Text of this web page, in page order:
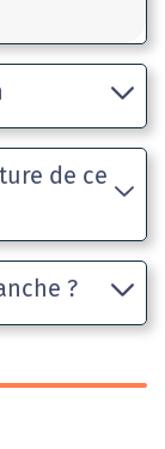
de ce
?